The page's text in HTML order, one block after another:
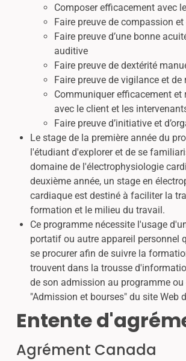
Composer efficacement avec
Faire preuve de compassion
Faire preuve d’une bonne
auditive
Faire preuve de dextérité
Faire preuve de vigilance et de
Communiquer efficacement et
avec le client et les
Faire preuve d’initiative et
Le stage de la première année du
l'étudiant d'explorer et de se
domaine de l'électrophysiologie
deuxième année, un stage en
cardiaque est destiné à faciliter la
formation et le milieu du travail.
Ce programme nécessite l'usage
portatif ou autre appareil personnel
se procurer afin de suivre la
trouvent dans la trousse
de son admission au programme
"Admission et bourses" du site Web
Entente
Agrément Canada